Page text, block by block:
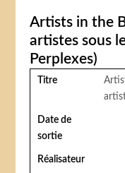
Artists in the
artistes sous
Perplexes)
Titre
Date de
sortie
Réalisateur